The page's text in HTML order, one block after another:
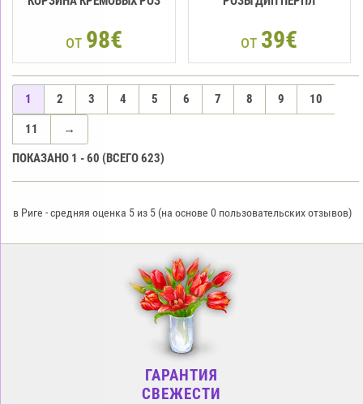
от 98€ от 39€
1 2 3 4 5 6 7 8 9 10
11
→
ПОКАЗАНО 1 -60 (ВСЕГО623)
в Риге -средняя оценка 5 из 5 (на основе 0 пользовательских отзывов)
ГАРАНТИЯ
СВЕЖЕСТИ